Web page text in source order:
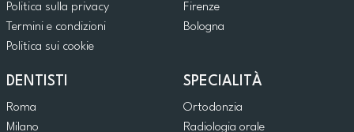
Politica sulla privacy
Termini e condizioni
Politica sui cookie
Firenze
Bologna
DENTISTI
Roma
Milano
SPECIALITÀ
Ortodonzia
Radiologia orale